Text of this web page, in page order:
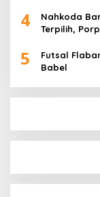
4
Nahkoda
Terpilih,
5
Futsal
Babel